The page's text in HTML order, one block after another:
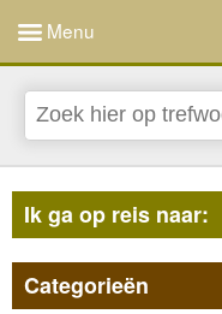
Menu
Ik ga op reis naar:
Categorieën